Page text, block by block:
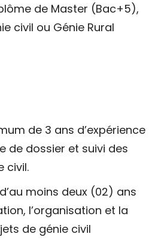
de Master (Bac+5),
civil ou Génie Rural
de 3 ans d’expérience
de dossier et suivi des
civil.
moins deux (02) ans
l’organisation et la
de génie civil